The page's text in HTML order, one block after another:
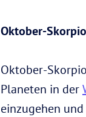
Oktober-
Oktober-
Planeten in der
einzugehen